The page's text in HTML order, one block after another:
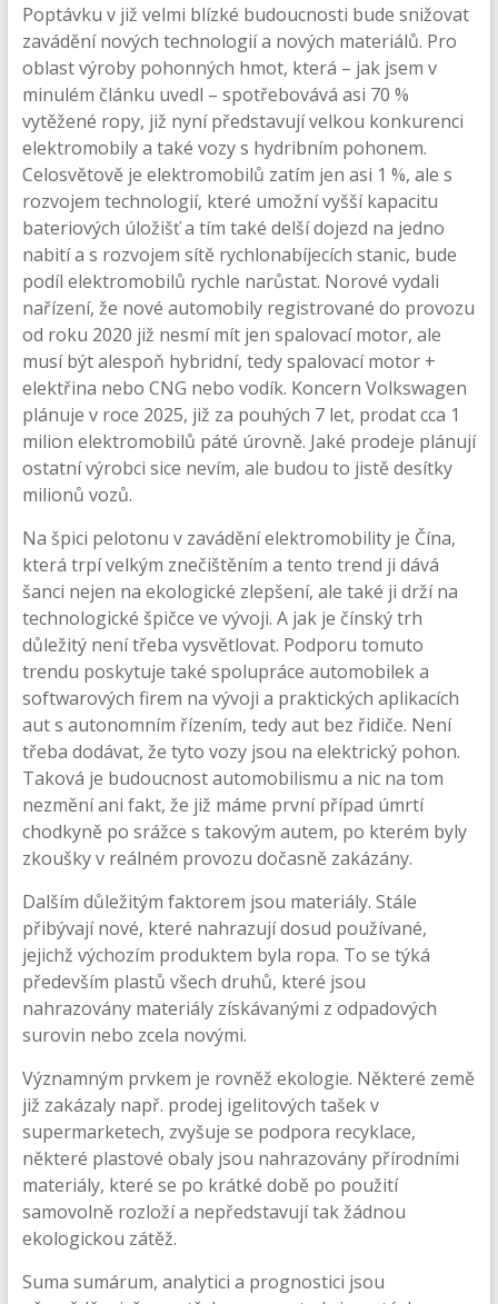
Poptávku v již velmi blízké budoucnosti bude snižovat
zavádění nových technologií a nových materiálů. Pro
oblast výroby pohonných hmot, která – jak jsem v
minulém článku uvedl – spotřebovává asi 70 %
vytěžené ropy, již nyní představují velkou konkurenci
elektromobily a také vozy s hydribním pohonem.
Celosvětově je elektromobilů zatím jen asi 1 %, ale s
rozvojem technologií, které umožní vyšší kapacitu
bateriových úložišť a tím také delší dojezd na jedno
nabití a s rozvojem sítě rychlonabíjecích stanic, bude
podíl elektromobilů rychle narůstat. Norové vydali
nařízení, že nové automobily registrované do provozu
od roku 2020 již nesmí mít jen spalovací motor, ale
musí být alespoň hybridní, tedy spalovací motor +
elektřina nebo CNG nebo vodík. Koncern Volkswagen
plánuje v roce 2025, již za pouhých 7 let, prodat cca 1
milion elektromobilů páté úrovně. Jaké prodeje plánují
ostatní výrobci sice nevím, ale budou to jistě desítky
milionů vozů.
Na špici pelotonu v zavádění elektromobility je Čína,
která trpí velkým znečištěním a tento trend ji dává
šanci nejen na ekologické zlepšení, ale také ji drží na
technologické špičce ve vývoji. A jak je čínský trh
důležitý není třeba vysvětlovat. Podporu tomuto
trendu poskytuje také spolupráce automobilek a
softwarových firem na vývoji a praktických aplikacích
aut s autonomním řízením, tedy aut bez řidiče. Není
třeba dodávat, že tyto vozy jsou na elektrický pohon.
Taková je budoucnost automobilismu a nic na tom
nezmění ani fakt, že již máme první případ úmrtí
chodkyně po srážce s takovým autem, po kterém byly
zkoušky v reálném provozu dočasně zakázány.
Dalším důležitým faktorem jsou materiály. Stále
přibývají nové, které nahrazují dosud používané,
jejichž výchozím produktem byla ropa. To se týká
především plastů všech druhů, které jsou
nahrazovány materiály získávanými z odpadových
surovin nebo zcela novými.
Významným prvkem je rovněž ekologie. Některé země
již zakázaly např. prodej igelitových tašek v
supermarketech, zvyšuje se podpora recyklace,
některé plastové obaly jsou nahrazovány přírodními
materiály, které se po krátké době po použití
samovolně rozloží a nepředstavují tak žádnou
ekologickou zátěž.
Suma sumárum, analytici a prognostici jsou